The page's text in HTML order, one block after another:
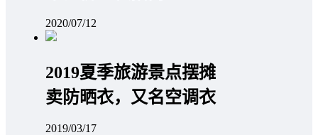
2020/07/12
2019夏季旅游景点摆摊
卖防晒衣，又名空调衣
2019/03/17